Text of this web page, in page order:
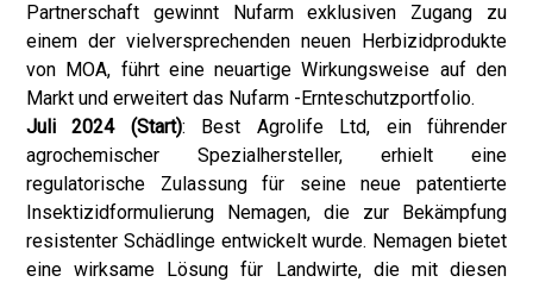
Partnerschaft gewinnt Nufarm exklusiven Zugang zu
einem der vielversprechenden neuen Herbizidprodukte
von MOA, führt eine neuartige Wirkungsweise auf den
Markt und erweitert das Nufarm -Ernteschutzportfolio.
Juli 2024 (Start): Best Agrolife Ltd, ein führender
agrochemischer Spezialhersteller, erhielt eine
regulatorische Zulassung für seine neue patentierte
Insektizidformulierung Nemagen, die zur Bekämpfung
resistenter Schädlinge entwickelt wurde. Nemagen bietet
eine wirksame Lösung für Landwirte, die mit diesen